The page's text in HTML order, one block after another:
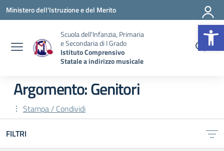
Vai ai contenuti
Vai al menu di navigazione
Vai al footer
Ministero dell'Istruzione e del Merito
Scuola dell'Infanzia, Primaria
e Secondaria di I Grado
Istituto Comprensivo
Statale a indirizzo musicale
Argomento: Genitori
Stampa / Condividi
FILTRI